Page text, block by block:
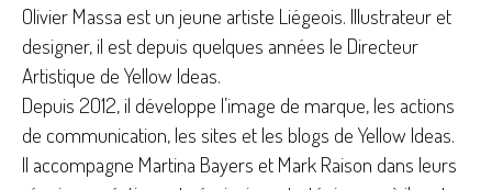
Olivier Massa est un jeune artiste Liégeois. Illustrateur et
designer, il est depuis quelques années le Directeur
Artistique de Yellow Ideas.
Depuis 2O12, il développe l’image de marque, les actions
de communication, les sites et les blogs de Yellow Ideas.
Il accompagne Martina Bayers et Mark Raison dans leurs